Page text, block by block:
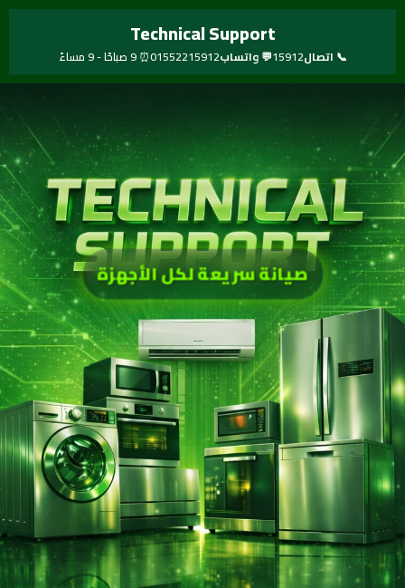
تخطي
Technical Support
📞 اتصال15912💬 واتساب01552215912⏰ 9 صباحًا - 9 مساءً
صيانة سريعة لكل الأجهزة